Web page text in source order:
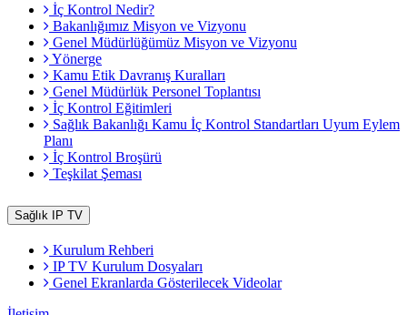
İç Kontrol Nedir?
Bakanlığımız Misyon ve Vizyonu
Genel Müdürlüğümüz Misyon ve Vizyonu
Yönerge
Kamu Etik Davranış Kuralları
Genel Müdürlük Personel Toplantısı
İç Kontrol Eğitimleri
Sağlık Bakanlığı Kamu İç Kontrol Standartları Uyum Eylem
Planı
İç Kontrol Broşürü
Teşkilat Şeması
Sağlık IP TV
Kurulum Rehberi
IP TV Kurulum Dosyaları
Genel Ekranlarda Gösterilecek Videolar